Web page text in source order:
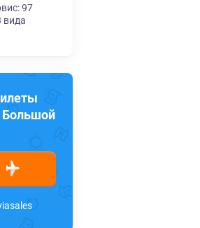
97
вида
Большой